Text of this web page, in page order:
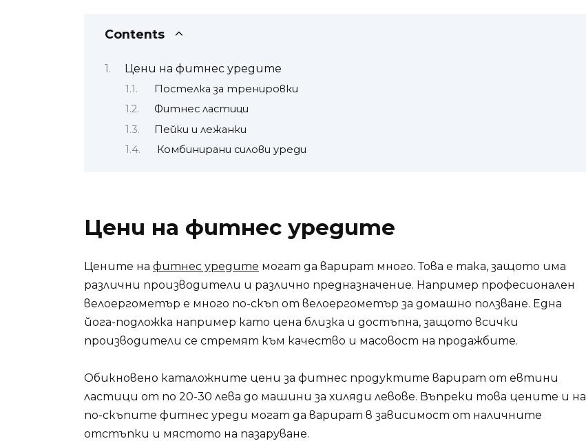
Contents
Цени на фитнес уредите
Постелка за тренировки
Фитнес ластици
Пейки и лежанки
Комбинирани силови уреди
Цени на фитнес уредите
Цените на фитнес уредите могат да варират много. Това е така, защото има
различни производители и различно предназначение. Например професионален
велоергометър е много по-скъп от велоергометър за домашно ползване. Една
йога-подложка например като цена близка и достъпна, защото всички
производители се стремят към качество и масовост на продажбите.
Обикновено каталожните цени за фитнес продуктите варират от евтини
ластици от по 20-30 лева до машини за хиляди левове. Въпреки това цените и на
по-скъпите фитнес уреди могат да варират в зависимост от наличните
отстъпки и мястото на пазаруване.